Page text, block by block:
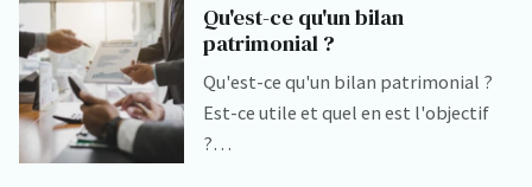
Qu'est-ce qu'un bilan
patrimonial ?
Qu'est-ce qu'un bilan patrimonial ?
Est-ce utile et quel en est l'objectif
?…